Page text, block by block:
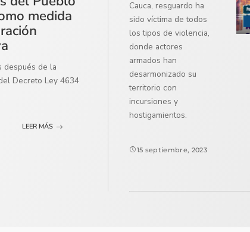
medida
después de la
Decreto Ley 4634
LEER MÁS
Cauca, resguardo ha
sido víctima de todos
los tipos de violencia,
donde actores
armados han
desarmonizado su
territorio con
incursiones y
hostigamientos.
15 septiembre, 2023